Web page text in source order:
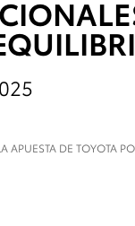
APUESTA DE TOYOTA